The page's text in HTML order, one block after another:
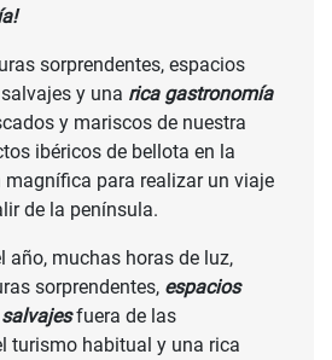
sorprendentes, espacios
y una rica gastronomía
y mariscos de nuestra
ibéricos de bellota en la
magnífica para realizar un viaje
de la península.
año, muchas horas de luz,
sorprendentes, espacios
fuera de las
turismo habitual y una rica